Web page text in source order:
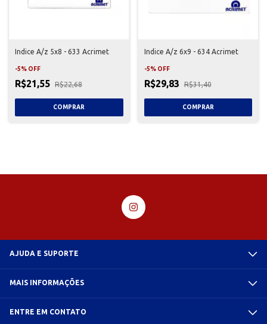
Indice A/z 5x8 - 633 Acrimet
-5% OFF
R$21,55 R$22,68
Indice A/z 6x9 - 634 Acrimet
-5% OFF
R$29,83 R$31,40
AJUDA E SUPORTE
MAIS INFORMAÇÕES
ENTRE EM CONTATO